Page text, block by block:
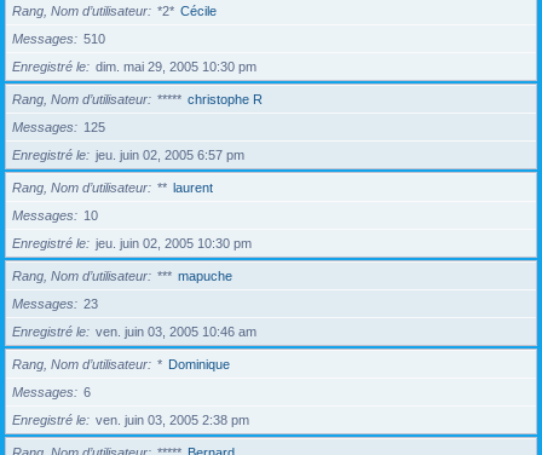
Rang, Nom d’utilisateur *2* Cécile
Messages
510
Enregistré le
dim. mai 29, 2005 10:30 pm
Rang, Nom d’utilisateur ***** christophe R
Messages
125
Enregistré le
jeu. juin 02, 2005 6:57 pm
Rang, Nom d’utilisateur ** laurent
Messages
10
Enregistré le
jeu. juin 02, 2005 10:30 pm
Rang, Nom d’utilisateur *** mapuche
Messages
23
Enregistré le
ven. juin 03, 2005 10:46 am
Rang, Nom d’utilisateur * Dominique
Messages
6
Enregistré le
ven. juin 03, 2005 2:38 pm